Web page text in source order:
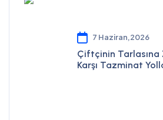
7 Haziran,2026
Çiftçinin Tarlasına
Karşı Tazminat